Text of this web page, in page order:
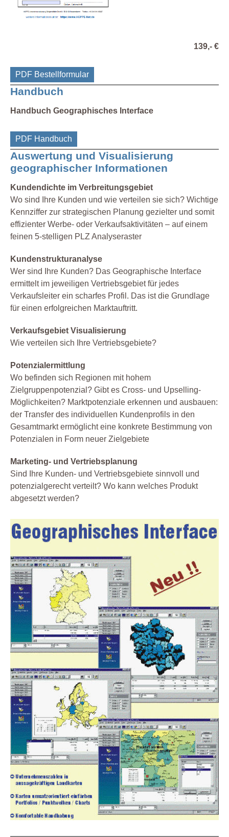
139,- €
PDF Bestellformular
Handbuch
Handbuch Geographisches Interface
PDF Handbuch
Auswertung und Visualisierung
geographischer Informationen
Kundendichte im Verbreitungsgebiet
Wo sind Ihre Kunden und wie verteilen sie sich? Wichtige
Kennziffer zur strategischen Planung gezielter und somit
effizienter Werbe- oder Verkaufsaktivitäten – auf einem
feinen 5-stelligen PLZ Analyseraster
Kundenstrukturanalyse
Wer sind Ihre Kunden? Das Geographische Interface
ermittelt im jeweiligen Vertriebsgebiet für jedes
Verkaufsleiter ein scharfes Profil. Das ist die Grundlage
für einen erfolgreichen Marktauftritt.
Verkaufsgebiet Visualisierung
Wie verteilen sich Ihre Vertriebsgebiete?
Potenzialermittlung
Wo befinden sich Regionen mit hohem
Zielgruppenpotenzial? Gibt es Cross- und Upselling-
Möglichkeiten? Marktpotenziale erkennen und ausbauen:
der Transfer des individuellen Kundenprofils in den
Gesamtmarkt ermöglicht eine konkrete Bestimmung von
Potenzialen in Form neuer Zielgebiete
Marketing- und Vertriebsplanung
Sind Ihre Kunden- und Vertriebsgebiete sinnvoll und
potenzialgerecht verteilt? Wo kann welches Produkt
abgesetzt werden?